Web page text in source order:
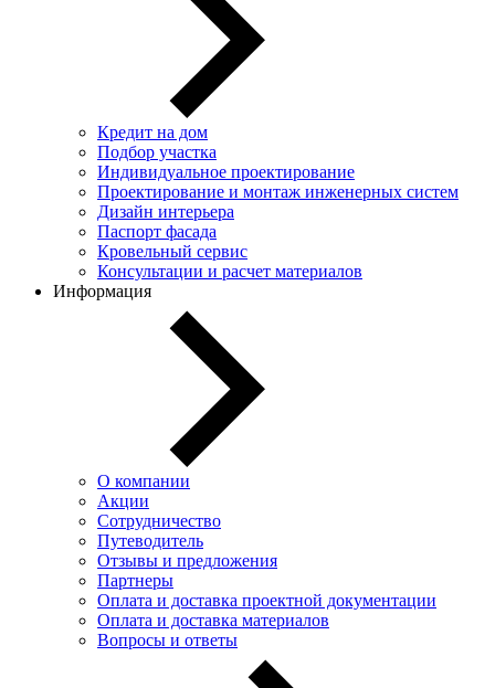
Кредит на дом
Подбор участка
Индивидуальное проектирование
Проектирование и монтаж инженерных систем
Дизайн интерьера
Паспорт фасада
Кровельный сервис
Консультации и расчет материалов
Информация
О компании
Акции
Сотрудничество
Путеводитель
Отзывы и предложения
Партнеры
Оплата и доставка проектной документации
Оплата и доставка материалов
Вопросы и ответы